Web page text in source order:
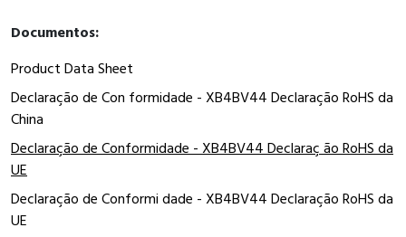
Documentos:
Product Data Sheet
Declaração de Con formidade - XB4BV44 Declaração RoHS da
China
Declaração de Conformidade - XB4BV44 Declaraç ão RoHS da
UE
Declaração de Conformi dade - XB4BV44 Declaração RoHS da
UE